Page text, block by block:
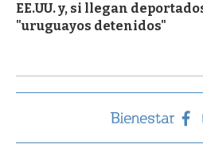
EE.UU. y, si llegan
"uruguayos detenidos"